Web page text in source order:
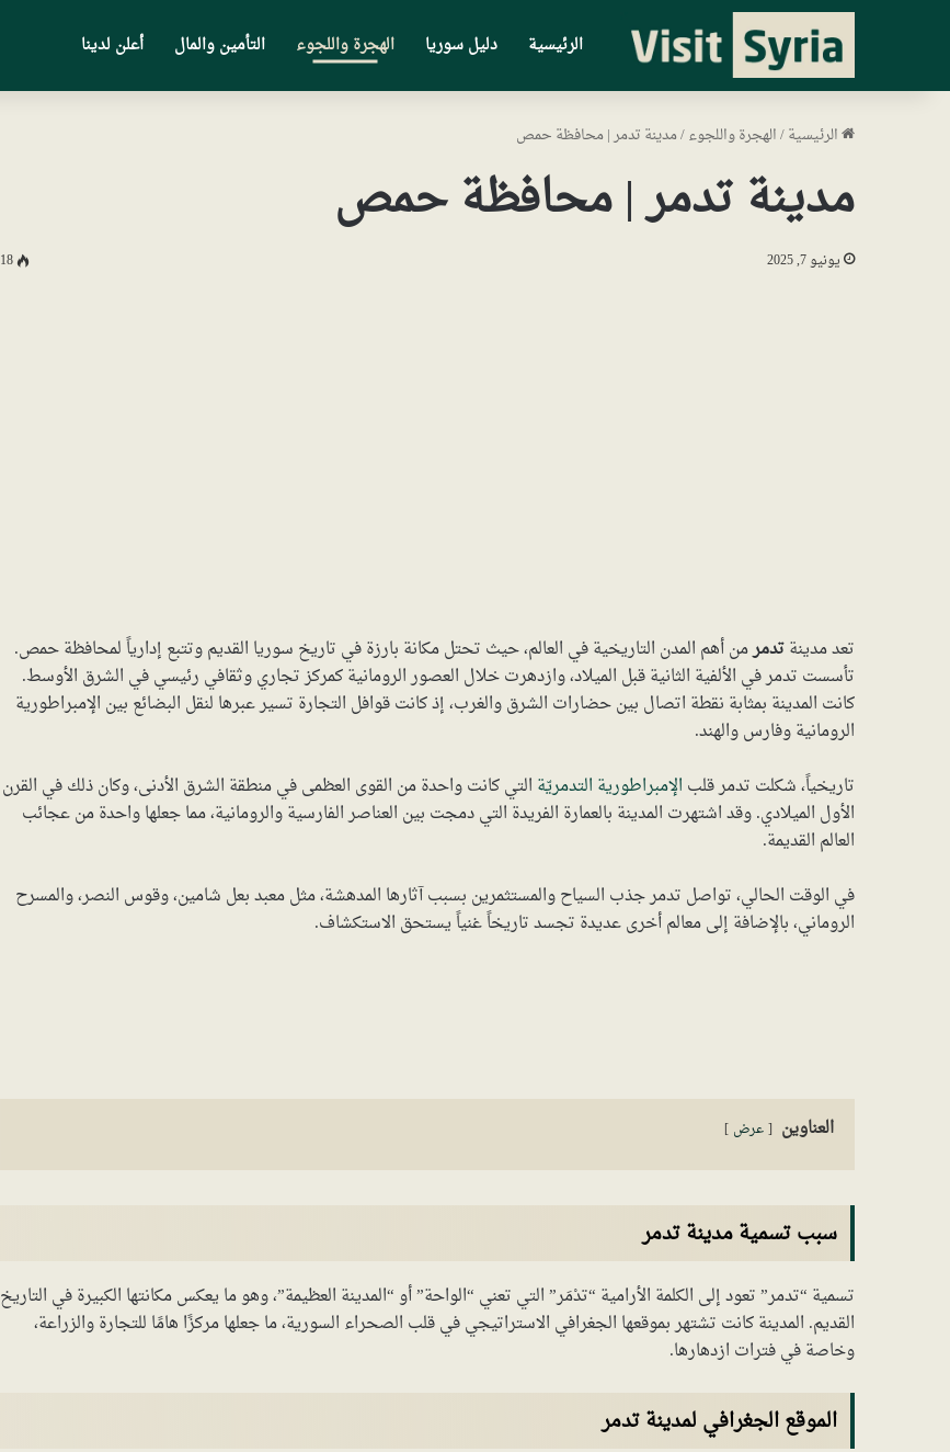
الرئيسية دليل سوريا الهجرة واللجوء التأمين والمال أعلن لدينا
الرئيسية/الهجرة واللجوء/مدينة تدمر | محافظة حمص
مدينة تدمر | محافظة حمص
يونيو 7, 2025 18
تعد مدينةتدمرمن أهم المدن التاريخية في العالم، حيث تحتل مكانة بارزة في تاريخ سوريا القديم وتتبع إدارياً لمحافظة حمص.
تأسست تدمر في الألفية الثانية قبل الميلاد، وازدهرت خلال العصور الرومانية كمركز تجاري وثقافي رئيسي في الشرق الأوسط.
كانت المدينة بمثابة نقطة اتصال بين حضارات الشرق والغرب، إذ كانت قوافل التجارة تسير عبرها لنقل البضائع بين الإمبراطورية
الرومانية وفارس والهند.
تاريخياً، شكلت تدمر قلب الإمبراطورية التدمريّة التي كانت واحدة من القوى العظمى في منطقة الشرق الأدنى، وكان ذلك في القرن
الأول الميلادي. وقد اشتهرت المدينة بالعمارة الفريدة التي دمجت بين العناصر الفارسية والرومانية، مما جعلها واحدة من عجائب
العالم القديمة.
في الوقت الحالي، تواصل تدمر جذب السياح والمستثمرين بسبب آثارها المدهشة، مثل معبد بعل شامين، وقوس النصر، والمسرح
الروماني، بالإضافة إلى معالم أخرى عديدة تجسد تاريخاً غنياً يستحق الاستكشاف.
العناوين عرض
سبب تسمية مدينة تدمر
تسمية “تدمر” تعود إلى الكلمة الأرامية “تدْمَر” التي تعني “الواحة” أو “المدينة العظيمة”، وهو ما يعكس مكانتها الكبيرة في التاريخ
القديم. المدينة كانت تشتهر بموقعها الجغرافي الاستراتيجي في قلب الصحراء السورية، ما جعلها مركزًا هامًا للتجارة والزراعة،
وخاصة في فترات ازدهارها.
الموقع الجغرافي لمدينة تدمر